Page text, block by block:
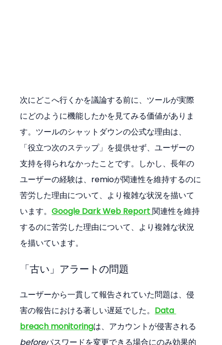
次にどこへ行くかを議論する前に、ツールが実際
にどのように機能したかを見てみる価値がありま
す。ツールのシャットダウンの公式な理由は、
「役立つ次のステップ」を提供せず、ユーザーの
支持を得られなかったことです。しかし、長年の
ユーザーの経験は、remioが関連性を維持するのに
苦労した理由について、より複雑な状況を描いて
います。Google Dark Web Report関連性を維持
するのに苦労した理由について、より複雑な状況
を描いています。
「古い」アラートの問題
ユーザーから一貫して報告されていた問題は、侵
害の報告における著しい遅延でした。 Data
breach monitoringは、アカウントが侵害される
beforeパスワードを変更できる場合にのみ効果的